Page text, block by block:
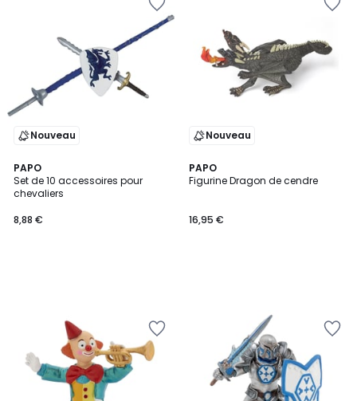
Nouveau
PAPO
Set de 10 accessoires pour
chevaliers
8,88 €
Nouveau
PAPO
Figurine Dragon de cendre
16,95 €